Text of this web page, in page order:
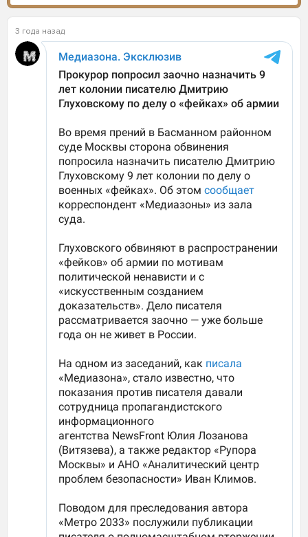
3 года назад